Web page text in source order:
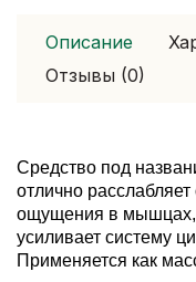
Описание
Отзывы (0)
Средство под
отлично
ощущения в мышцах,
усиливает систему
Применяется как